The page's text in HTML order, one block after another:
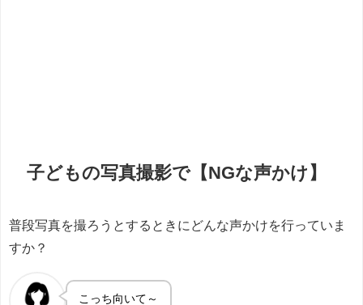
子どもの写真撮影で【NGな声かけ】
普段写真を撮ろうとするときにどんな声かけを行っていま
すか？
こっち向いて～